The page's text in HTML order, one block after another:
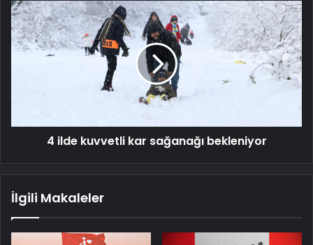
4
ilde
kuvvetli
kar
4 ilde kuvvetli kar sağanağı bekleniyor
İlgili Makaleler